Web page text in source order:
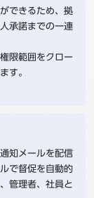
できるため、拠
承諾までの一連
限範囲をクロー
す。
知メールを配信
で督促を自動的
管理者、社員と